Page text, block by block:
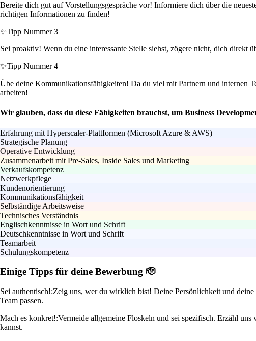
Bereite dich gut auf Vorstellungsgespräche vor! Informiere dich über die
richtigen Informationen zu finden!
✨Tipp Nummer 3
Sei proaktiv! Wenn du eine interessante Stelle siehst, zögere nicht, dich direkt
✨Tipp Nummer 4
Übe deine Kommunikationsfähigkeiten! Da du viel mit Partnern und internen
arbeiten!
Wir glauben, dass du diese Fähigkeiten brauchst, um Business
Erfahrung mit Hyperscaler-Plattformen (Microsoft Azure & AWS)
Strategische Planung
Operative Entwicklung
Zusammenarbeit mit Pre-Sales, Inside Sales und Marketing
Verkaufskompetenz
Netzwerkpflege
Kundenorientierung
Kommunikationsfähigkeit
Selbständige Arbeitsweise
Technisches Verständnis
Englischkenntnisse in Wort und Schrift
Deutschkenntnisse in Wort und Schrift
Teamarbeit
Schulungskompetenz
Einige Tipps für deine Bewerbung 🫡
Sei authentisch!:Zeig uns, wer du wirklich bist! Deine Persönlichkeit und
Team passen.
Mach es konkret!:Vermeide allgemeine Floskeln und sei spezifisch. Erzähl
kannst.